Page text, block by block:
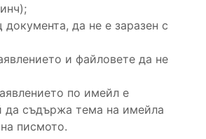
да не е заразен с
и файловете да не
по имейл е
да съдържа тема на имейла
писмото.